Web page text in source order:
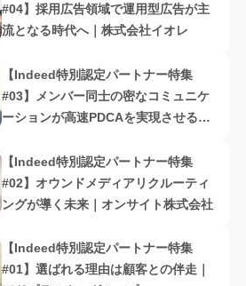
#04】採用広告領域で運用型広告が主
流となる時代へ｜株式会社イオレ
【Indeed特別認定パートナー特集
#03】メンバー同士の密なコミュニケ
ーションが高速PDCAを実現させる｜
【Indeed特別認定パートナー特集
#02】オウンドメディアリクルーティ
ングが導く未来｜オンサイト株式会社
【Indeed特別認定パートナー特集
#01】選ばれる理由は顧客との伴走｜